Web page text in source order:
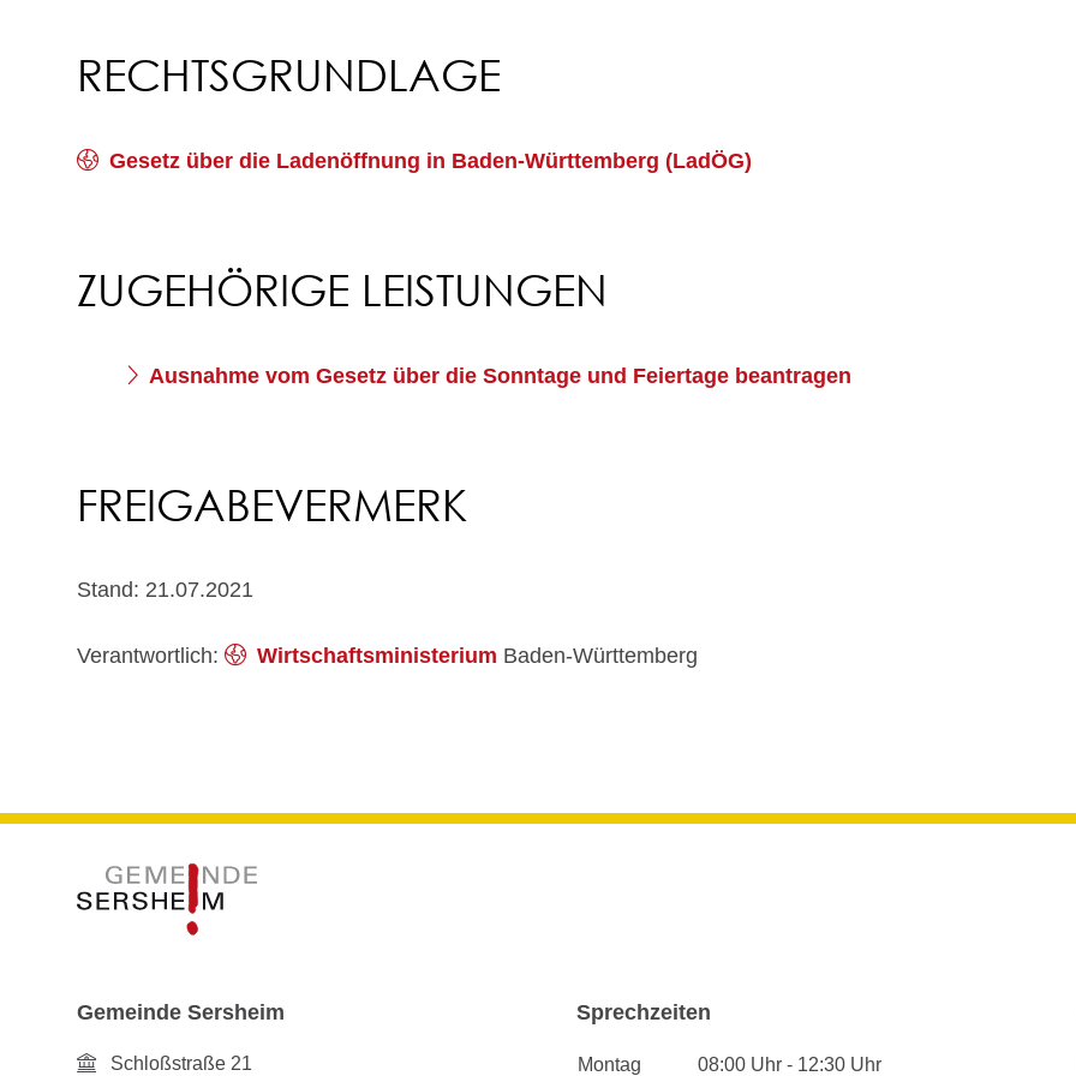
RECHTSGRUNDLAGE
Gesetz über die Ladenöffnung in Baden-Württemberg (LadÖG)
ZUGEHÖRIGE LEISTUNGEN
Ausnahme vom Gesetz über die Sonntage und Feiertage beantragen
FREIGABEVERMERK
Stand: 21.07.2021
Verantwortlich: Wirtschaftsministerium Baden-Württemberg
Gemeinde Sersheim
Schloßstraße 21
Sprechzeiten
Montag 08:00 Uhr - 12:30 Uhr